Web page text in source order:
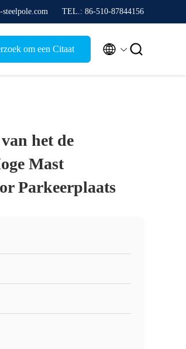
steelpole.com TEL.: 86-510-87844156
om een Citaat  
het de
Mast
Parkeerplaats